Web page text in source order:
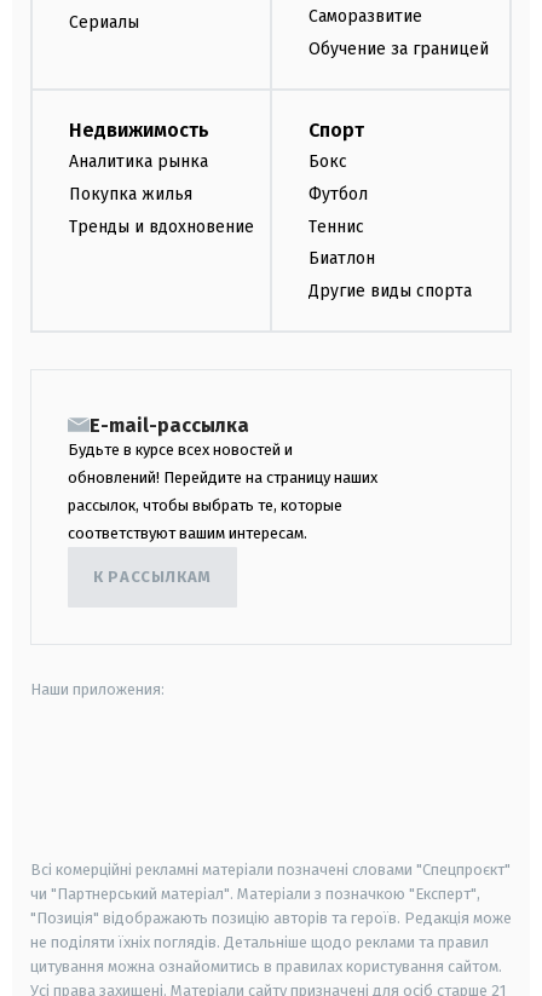
Сериалы
Саморазвитие
Обучение за границей
Недвижимость
Аналитика рынка
Покупка жилья
Тренды и вдохновение
Спорт
Бокс
Футбол
Теннис
Биатлон
Другие виды спорта
E-mail-рассылка
Будьте в курсе всех новостей и
обновлений! Перейдите на страницу наших
рассылок, чтобы выбрать те, которые
соответствуют вашим интересам.
К РАССЫЛКАМ
Наши приложения:
Всі комерційні рекламні матеріали позначені словами "Спецпроєкт"
чи "Партнерський матеріал". Матеріали з позначкою "Експерт",
"Позиція" відображають позицію авторів та героїв. Редакція може
не поділяти їхніх поглядів. Детальніше щодо реклами та правил
цитування можна ознайомитись в правилах користування сайтом.
Усі права захищені. Матеріали сайту призначені для осіб старше 21